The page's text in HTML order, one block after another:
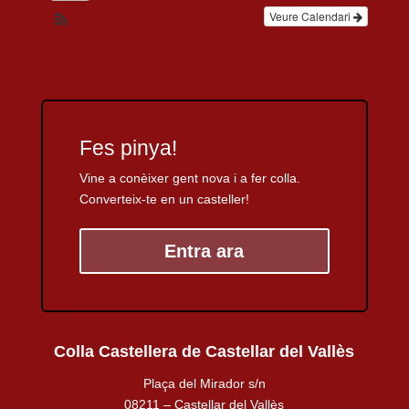
Veure Calendari
Fes pinya!
Vine a conèixer gent nova i a fer colla.
Converteix-te en un casteller!
Entra ara
Colla Castellera de Castellar del Vallès
Plaça del Mirador s/n
08211 – Castellar del Vallès